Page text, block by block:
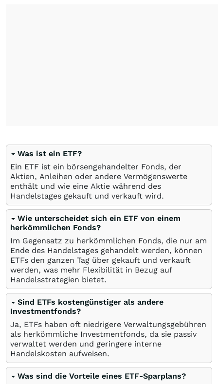
Was ist ein ETF?
Ein ETF ist ein börsengehandelter Fonds, der
Aktien, Anleihen oder andere Vermögenswerte
enthält und wie eine Aktie während des
Handelstages gekauft und verkauft wird.
Wie unterscheidet sich ein ETF von einem
herkömmlichen Fonds?
Im Gegensatz zu herkömmlichen Fonds, die nur am
Ende des Handelstages gehandelt werden, können
ETFs den ganzen Tag über gekauft und verkauft
werden, was mehr Flexibilität in Bezug auf
Handelsstrategien bietet.
Sind ETFs kostengünstiger als andere
Investmentfonds?
Ja, ETFs haben oft niedrigere Verwaltungsgebühren
als herkömmliche Investmentfonds, da sie passiv
verwaltet werden und geringere interne
Handelskosten aufweisen.
Was sind die Vorteile eines ETF-Sparplans?